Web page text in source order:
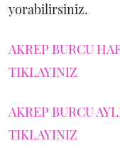
yorabilirsiniz.
AKREP BURCU
TIKLAYINIZ
AKREP BURCU
TIKLAYINIZ